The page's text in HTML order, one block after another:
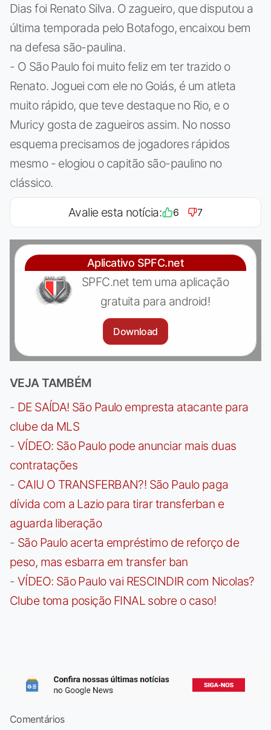
Dias foi Renato Silva. O zagueiro, que disputou a
última temporada pelo Botafogo, encaixou bem
na defesa são-paulina.
- O São Paulo foi muito feliz em ter trazido o
Renato. Joguei com ele no Goiás, é um atleta
muito rápido, que teve destaque no Rio, e o
Muricy gosta de zagueiros assim. No nosso
esquema precisamos de jogadores rápidos
mesmo - elogiou o capitão são-paulino no
clássico.
Avalie esta notícia: 6 7
Aplicativo SPFC.net
SPFC.net tem uma aplicação
gratuita para android!
Download
VEJA TAMBÉM
- DE SAÍDA! São Paulo empresta atacante para
clube da MLS
- VÍDEO: São Paulo pode anunciar mais duas
contratações
- CAIU O TRANSFERBAN?! São Paulo paga
dívida com a Lazio para tirar transferban e
aguarda liberação
- São Paulo acerta empréstimo de reforço de
peso, mas esbarra em transfer ban
- VÍDEO: São Paulo vai RESCINDIR com Nicolas?
Clube toma posição FINAL sobre o caso!
Comentários